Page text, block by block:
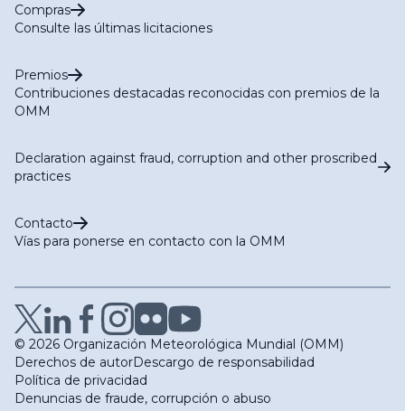
Compras
Consulte las últimas licitaciones
Premios
Contribuciones destacadas reconocidas con premios de la
OMM
Declaration against fraud, corruption and other proscribed
practices
Contacto
Vías para ponerse en contacto con la OMM
© 2026 Organización Meteorológica Mundial (OMM)
Derechos de autorDescargo de responsabilidad
Política de privacidad
Denuncias de fraude, corrupción o abuso